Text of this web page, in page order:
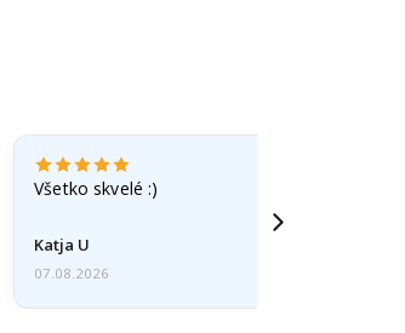
Všetko skvelé :)
Katja U
07.08.2026